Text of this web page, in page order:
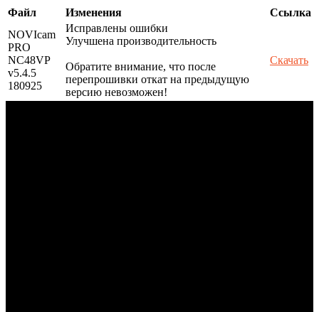
Файл Изменения
Ссылка
NOVIcam
PRO
NC48VP
v5.4.5
180925
Исправлены ошибки
Улучшена производительность
Обратите внимание, что после
перепрошивки откат на предыдущую
версию невозможен!
Скачать